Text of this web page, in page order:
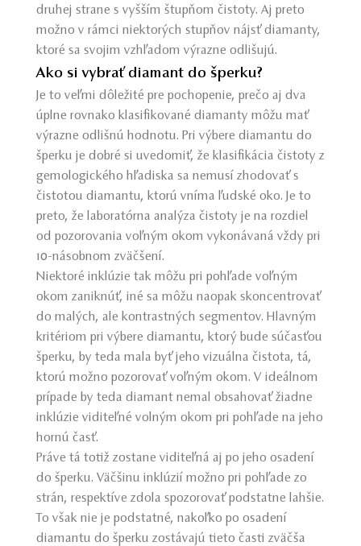
druhej strane s vyšším štupňom čistoty. Aj preto
možno v rámci niektorých stupňov nájsť diamanty,
ktoré sa svojim vzhľadom výrazne odlišujú.
Ako si vybrať diamant do šperku?
Je to veľmi dôležité pre pochopenie, prečo aj dva
úplne rovnako klasifikované diamanty môžu mať
výrazne odlišnú hodnotu. Pri výbere diamantu do
šperku je dobré si uvedomiť, že klasifikácia čistoty z
gemologického hľadiska sa nemusí zhodovať s
čistotou diamantu, ktorú vníma ľudské oko. Je to
preto, že laboratórna analýza čistoty je na rozdiel
od pozorovania voľným okom vykonávaná vždy pri
10-násobnom zväčšení.
Niektoré inklúzie tak môžu pri pohľade voľným
okom zaniknúť, iné sa môžu naopak skoncentrovať
do malých, ale kontrastných segmentov. Hlavným
kritériom pri výbere diamantu, ktorý bude súčasťou
šperku, by teda mala byť jeho vizuálna čistota, tá,
ktorú možno pozorovať voľným okom. V ideálnom
prípade by teda diamant nemal obsahovať žiadne
inklúzie viditeľné volným okom pri pohľade na jeho
hornú časť.
Práve tá totiž zostane viditeľná aj po jeho osadení
do šperku. Väčšinu inklúzií možno pri pohľade zo
strán, respektíve zdola spozorovať podstatne lahšie.
To však nie je podstatné, nakoľko po osadení
diamantu do šperku zostávajú tieto časti zväčša